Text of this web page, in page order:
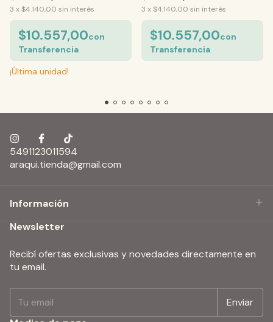
3 x$4.140,00 sin interés
$10.557,00con
Transferencia
¡Última unidad!
3 x$4.140,00 sin interés
$10.557,00con
Transferencia
5491123011594
araqui.tienda@gmail.com
Información
Newsletter
Recibí ofertas exclusivas y novedades directamente en
tu email.